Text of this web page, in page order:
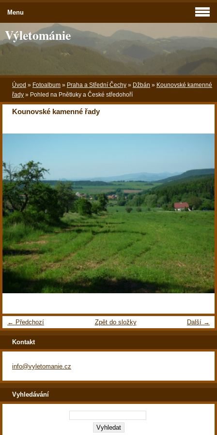
Výletománie
Úvod » Fotoalbum » Praha a Střední Čechy » Džbán » Kounovské kamenné
řady » Pohled na Pnětluky a České středohoří
Kounovské kamenné řady
← Předchozí Další →
Zpět do složky
Menu
Kontakt
info@vyletomanie.cz
Vyhledávání